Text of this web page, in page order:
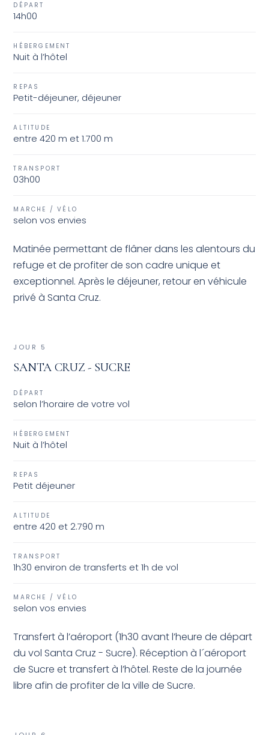
DÉPART
14h00
HÉBERGEMENT
Nuit à l’hôtel
REPAS
Petit-déjeuner, déjeuner
ALTITUDE
entre 420 m et 1.700 m
TRANSPORT
03h00
MARCHE / VÉLO
selon vos envies
Matinée permettant de flâner dans les alentours du
refuge et de profiter de son cadre unique et
exceptionnel. Après le déjeuner, retour en véhicule
privé à Santa Cruz.
JOUR 5
SANTA CRUZ - SUCRE
DÉPART
selon l’horaire de votre vol
HÉBERGEMENT
Nuit à l’hôtel
REPAS
Petit déjeuner
ALTITUDE
entre 420 et 2.790 m
TRANSPORT
1h30 environ de transferts et 1h de vol
MARCHE / VÉLO
selon vos envies
Transfert à l’aéroport (1h30 avant l’heure de départ
du vol Santa Cruz - Sucre). Réception à l´aéroport
de Sucre et transfert à l’hôtel. Reste de la journée
libre afin de profiter de la ville de Sucre.